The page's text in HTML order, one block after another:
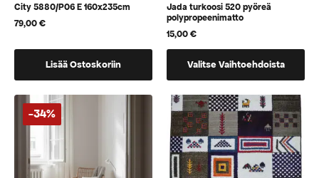
City 5880/P06 E 160x235cm
79,00€
Lisää Ostoskoriin
Jada turkoosi 520 pyöreä
polypropeenimatto
15,00€
Valitse Vaihtoehdoista
tuotteella
useampi
muunnelma.
Voit
tehdä
valinnat
-34%